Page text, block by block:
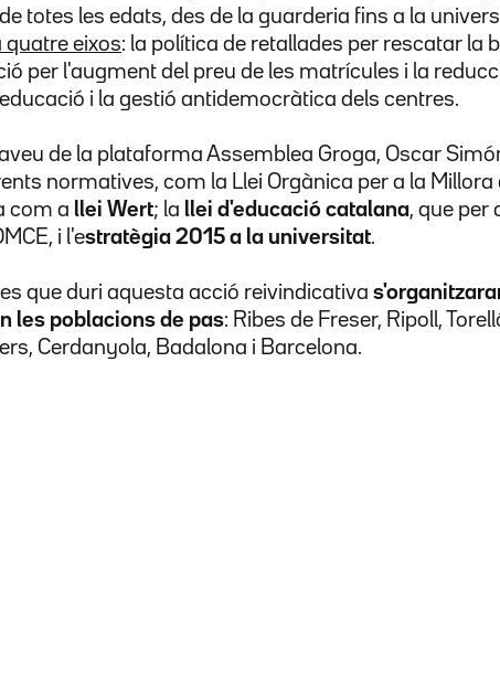
totes les edats, des de la guarderia fins a la
eixos: la política de retallades per rescatar la
per l'augment del preu de les matrícules i la
i la gestió antidemocràtica dels centres.
de la plataforma Assemblea Groga, Oscar
normatives, com la Llei Orgànica per a la Millora
com a llei Wert; la llei d'educació catalana, que per
i l'estratègia 2015 a la universitat.
que duri aquesta acció reivindicativa
les poblacions de pas: Ribes de Freser, Ripoll,
Cerdanyola, Badalona i Barcelona.